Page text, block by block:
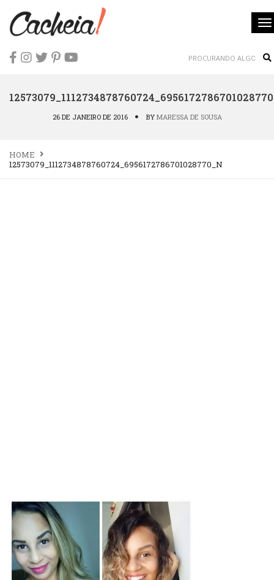
26 DE JANEIRO DE 2016 BY MARESSA DE SOUSA
HOME
12573079_1112734878760724_6956172786701028770_N